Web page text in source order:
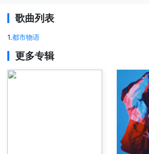
歌曲列表
1.都市物语
更多专辑